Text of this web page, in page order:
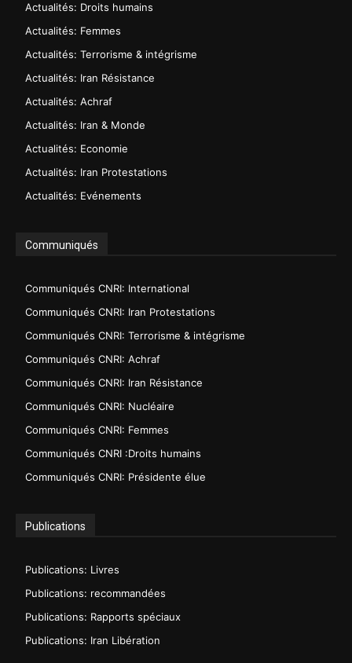
Actualités: Droits humains
Actualités: Femmes
Actualités: Terrorisme & intégrisme
Actualités: Iran Résistance
Actualités: Achraf
Actualités: Iran & Monde
Actualités: Economie
Actualités: Iran Protestations
Actualités: Evénements
Communiqués
Communiqués CNRI: International
Communiqués CNRI: Iran Protestations
Communiqués CNRI: Terrorisme & intégrisme
Communiqués CNRI: Achraf
Communiqués CNRI: Iran Résistance
Communiqués CNRI: Nucléaire
Communiqués CNRI: Femmes
Communiqués CNRI :Droits humains
Communiqués CNRI: Présidente élue
Publications
Publications: Livres
Publications: recommandées
Publications: Rapports spéciaux
Publications: Iran Libération